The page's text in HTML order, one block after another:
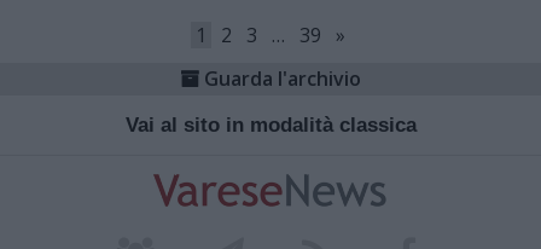
1 2 3 … 39
»
Guarda l'archivio
Vai al sito in modalità classica